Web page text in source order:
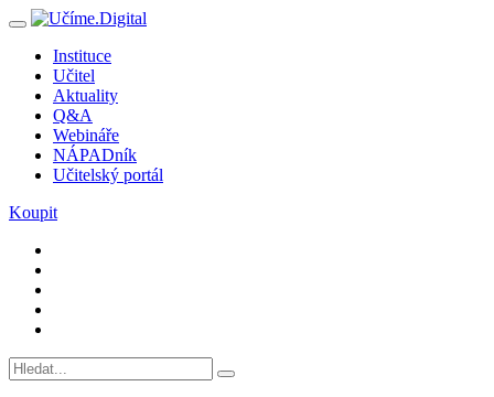
Instituce
Učitel
Aktuality
Q&A
Webináře
NÁPADník
Učitelský portál
Koupit